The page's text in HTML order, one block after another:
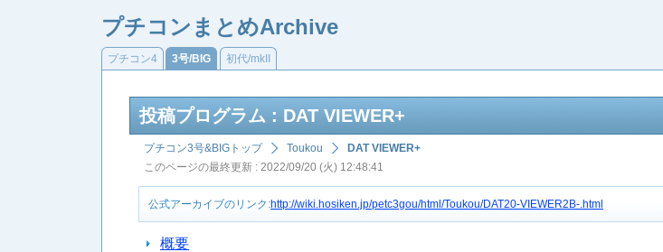
プチコンまとめArchive
プチコン4 3号/BIG 初代/mkII
投稿プログラム : DAT VIEWER+
プチコン3号&BIGトップ Toukou
DAT VIEWER+
このページの最終更新 : 2022/09/20 (火) 12:48:41
公式アーカイブのリンク:http://wiki.hosiken.jp/petc3gou/html/Toukou/DAT20-VIEWER2B-.html
概要